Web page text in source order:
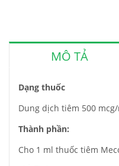
MÔ TẢ
Dạng thuốc
Dung dịch tiêm 500
Thành phần:
Cho 1 ml thuốc tiêm